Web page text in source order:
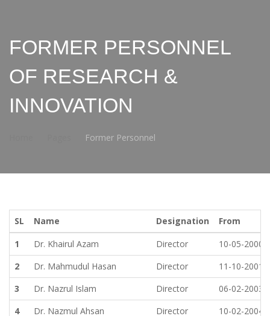
FORMER PERSONNEL
OF RESEARCH &
INNOVATION
Former Personnel
SL Name Designation
From
1
Dr. Khairul Azam Director
10-05-2000
2
Dr. Mahmudul Hasan Director
11-10-2001
3
Dr. Nazrul Islam Director
06-02-2003
4
Dr. Nazmul Ahsan Director
10-02-2004